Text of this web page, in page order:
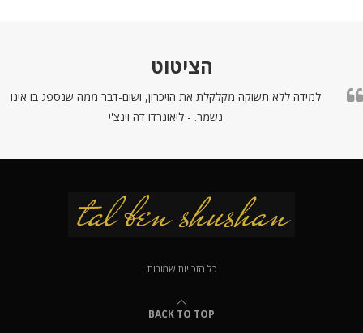
הציטוט
למידה ללא תשוקה מקלקלת את הזיכרון, ושום-דבר ממה שנספג בו אינו
נשמר. - ליאונרדו דה וינצ'י
כל הזכויות שמורות
BACK TO TOP